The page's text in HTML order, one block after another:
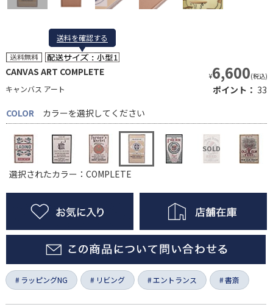
送料を確認する
送料を確認する
CANVAS ART COMPLETE
キャンバス アート
¥6,600(税込)
ポイント： 33
COLOR
カラーを選択してください
選択されたカラー：COMPLETE
ラッピングNG リビング エントランス 書斎